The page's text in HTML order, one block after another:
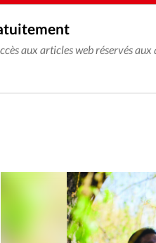
aux articles web réservés aux